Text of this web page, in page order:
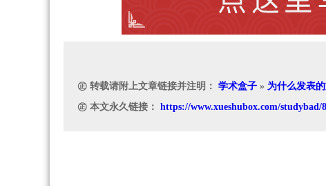
㊣ 转载请附上文章链接并注明： 学术盒子 » 为什么发表
㊣ 本文永久链接： https://www.xueshubox.com/studybad/